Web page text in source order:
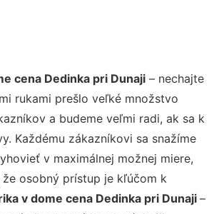
cena Dedinka pri Dunaji – nechajte
rukami prešlo veľké množstvo
a budeme veľmi radi, ak sa k
Každému zákazníkovi sa snažíme
v maximálnej možnej miere,
osobný prístup je kľúčom k
v dome cena Dedinka pri Dunaji –